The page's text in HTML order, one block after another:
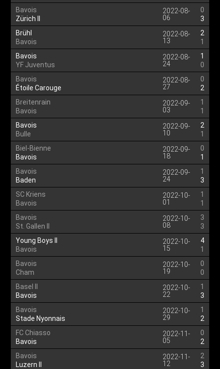
Bavois
Zürich II
2022-08-
06
0
3
Brühl
Bavois
2022-08-
13
2
1
Bavois
YF Juventus
2022-08-
24
1
0
Bavois
Étoile Carouge
2022-08-
27
0
2
Breitenrain
Bavois
2022-09-
03
1
1
Bavois
Bulle
2022-09-
10
2
1
Biel-Bienne
Bavois
2022-09-
18
0
1
Bavois
Baden
2022-09-
24
1
3
SC Kriens
Bavois
2022-10-
01
1
1
Bavois
St. Gallen II
2022-10-
08
3
3
Young Boys II
Bavois
2022-10-
15
4
1
Bavois
Cham
2022-10-
19
0
0
Basel II
Bavois
2022-10-
22
1
3
Bavois
Stade Nyonnais
2022-10-
29
1
2
FC Chiasso
Bavois
2022-11-
05
0
2
Bavois
Luzern II
2022-11-
12
2
3